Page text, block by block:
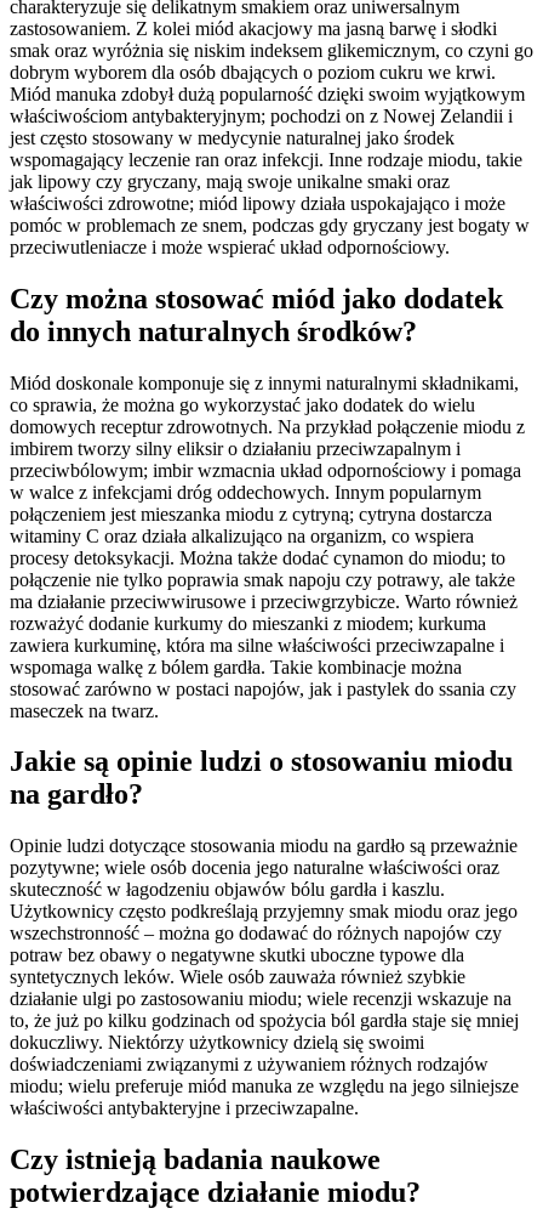
charakteryzuje się delikatnym smakiem oraz uniwersalnym
zastosowaniem. Z kolei miód akacjowy ma jasną barwę i słodki
smak oraz wyróżnia się niskim indeksem glikemicznym, co czyni go
dobrym wyborem dla osób dbających o poziom cukru we krwi.
Miód manuka zdobył dużą popularność dzięki swoim wyjątkowym
właściwościom antybakteryjnym; pochodzi on z Nowej Zelandii i
jest często stosowany w medycynie naturalnej jako środek
wspomagający leczenie ran oraz infekcji. Inne rodzaje miodu, takie
jak lipowy czy gryczany, mają swoje unikalne smaki oraz
właściwości zdrowotne; miód lipowy działa uspokajająco i może
pomóc w problemach ze snem, podczas gdy gryczany jest bogaty w
przeciwutleniacze i może wspierać układ odpornościowy.
Czy można stosować miód jako dodatek
do innych naturalnych środków?
Miód doskonale komponuje się z innymi naturalnymi składnikami,
co sprawia, że można go wykorzystać jako dodatek do wielu
domowych receptur zdrowotnych. Na przykład połączenie miodu z
imbirem tworzy silny eliksir o działaniu przeciwzapalnym i
przeciwbólowym; imbir wzmacnia układ odpornościowy i pomaga
w walce z infekcjami dróg oddechowych. Innym popularnym
połączeniem jest mieszanka miodu z cytryną; cytryna dostarcza
witaminy C oraz działa alkalizująco na organizm, co wspiera
procesy detoksykacji. Można także dodać cynamon do miodu; to
połączenie nie tylko poprawia smak napoju czy potrawy, ale także
ma działanie przeciwwirusowe i przeciwgrzybicze. Warto również
rozważyć dodanie kurkumy do mieszanki z miodem; kurkuma
zawiera kurkuminę, która ma silne właściwości przeciwzapalne i
wspomaga walkę z bólem gardła. Takie kombinacje można
stosować zarówno w postaci napojów, jak i pastylek do ssania czy
maseczek na twarz.
Jakie są opinie ludzi o stosowaniu miodu
na gardło?
Opinie ludzi dotyczące stosowania miodu na gardło są przeważnie
pozytywne; wiele osób docenia jego naturalne właściwości oraz
skuteczność w łagodzeniu objawów bólu gardła i kaszlu.
Użytkownicy często podkreślają przyjemny smak miodu oraz jego
wszechstronność – można go dodawać do różnych napojów czy
potraw bez obawy o negatywne skutki uboczne typowe dla
syntetycznych leków. Wiele osób zauważa również szybkie
działanie ulgi po zastosowaniu miodu; wiele recenzji wskazuje na
to, że już po kilku godzinach od spożycia ból gardła staje się mniej
dokuczliwy. Niektórzy użytkownicy dzielą się swoimi
doświadczeniami związanymi z używaniem różnych rodzajów
miodu; wielu preferuje miód manuka ze względu na jego silniejsze
właściwości antybakteryjne i przeciwzapalne.
Czy istnieją badania naukowe
potwierdzające działanie miodu?